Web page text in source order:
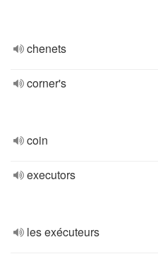
chenets
corner's
coin
executors
les exécuteurs